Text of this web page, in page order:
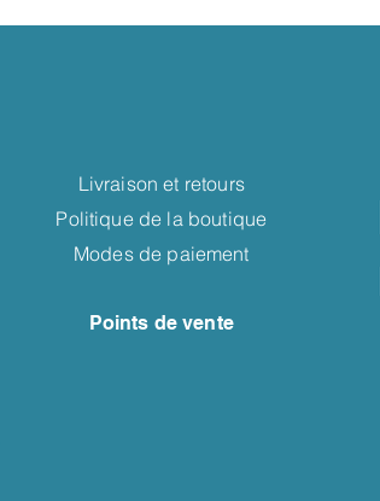
Livraison et retours
Politique de la boutique
Modes de paiement
Points de vente